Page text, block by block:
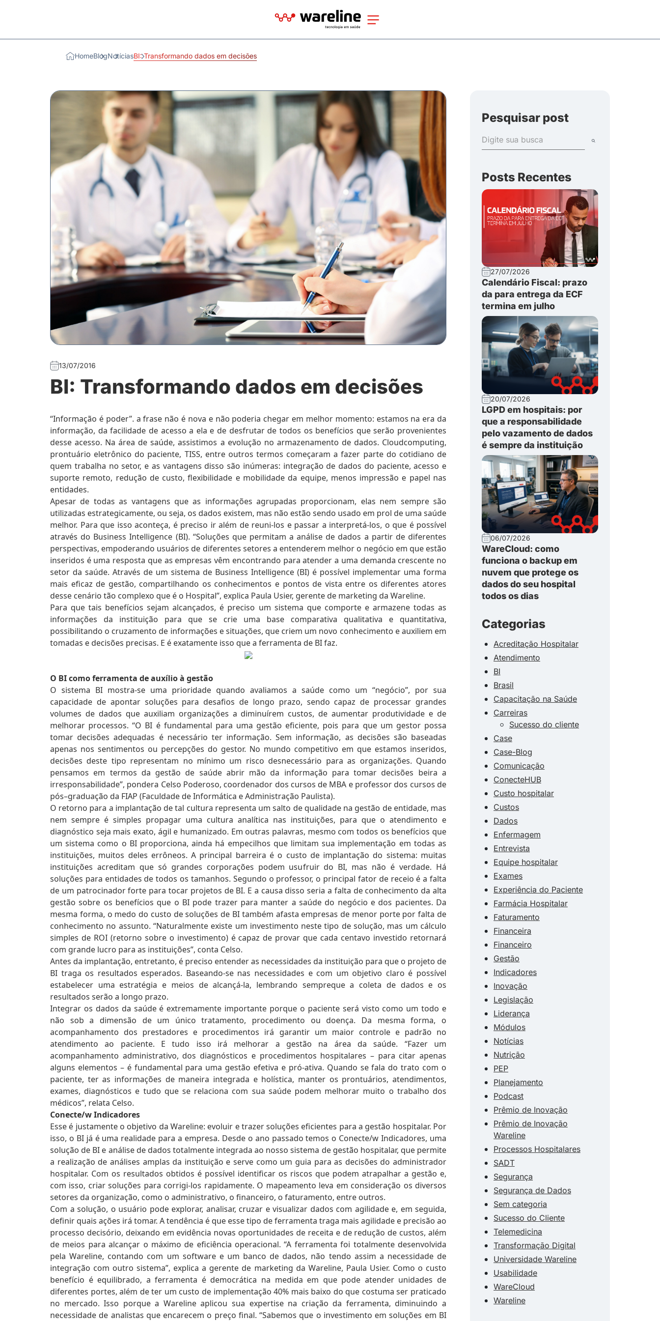
HomeBlogNotíciasBI: Transformando dados em decisões
13/07/2016
BI: Transformando dados em decisões
“Informação é poder”. a frase não é nova e não poderia chegar em melhor momento: estamos na era da
informação, da facilidade de acesso a ela e de desfrutar de todos os benefícios que serão provenientes
desse acesso. Na área de saúde, assistimos a evolução no armazenamento de dados. Cloudcomputing,
prontuário eletrônico do paciente, TISS, entre outros termos começaram a fazer parte do cotidiano de
quem trabalha no setor, e as vantagens disso são inúmeras: integração de dados do paciente, acesso e
suporte remoto, redução de custo, flexibilidade e mobilidade da equipe, menos impressão e papel nas
entidades.
Apesar de todas as vantagens que as informações agrupadas proporcionam, elas nem sempre são
utilizadas estrategicamente, ou seja, os dados existem, mas não estão sendo usado em prol de uma saúde
melhor. Para que isso aconteça, é preciso ir além de reuni-los e passar a interpretá-los, o que é possível
através do Business Intelligence (BI). “Soluções que permitam a análise de dados a partir de diferentes
perspectivas, empoderando usuários de diferentes setores a entenderem melhor o negócio em que estão
inseridos é uma resposta que as empresas vêm encontrando para atender a uma demanda crescente no
setor da saúde. Através de um sistema de Business Intelligence (BI) é possível implementar uma forma
mais eficaz de gestão, compartilhando os conhecimentos e pontos de vista entre os diferentes atores
desse cenário tão complexo que é o Hospital”, explica Paula Usier, gerente de marketing da Wareline.
Para que tais benefícios sejam alcançados, é preciso um sistema que comporte e armazene todas as
informações da instituição para que se crie uma base comparativa qualitativa e quantitativa,
possibilitando o cruzamento de informações e situações, que criem um novo conhecimento e auxiliem em
tomadas e decisões precisas. E é exatamente isso que a ferramenta de BI faz.
O BI como ferramenta de auxílio à gestão
O sistema BI mostra-se uma prioridade quando avaliamos a saúde como um “negócio”, por sua
capacidade de apontar soluções para desafios de longo prazo, sendo capaz de processar grandes
volumes de dados que auxiliam organizações a diminuírem custos, de aumentar produtividade e de
melhorar processos. “O BI é fundamental para uma gestão eficiente, pois para que um gestor possa
tomar decisões adequadas é necessário ter informação. Sem informação, as decisões são baseadas
apenas nos sentimentos ou percepções do gestor. No mundo competitivo em que estamos inseridos,
decisões deste tipo representam no mínimo um risco desnecessário para as organizações. Quando
pensamos em termos da gestão de saúde abrir mão da informação para tomar decisões beira a
irresponsabilidade”, pondera Celso Poderoso, coordenador dos cursos de MBA e professor dos cursos de
pós–graduação da FIAP (Faculdade de Informática e Administração Paulista).
O retorno para a implantação de tal cultura representa um salto de qualidade na gestão de entidade, mas
nem sempre é simples propagar uma cultura analítica nas instituições, para que o atendimento e
diagnóstico seja mais exato, ágil e humanizado. Em outras palavras, mesmo com todos os benefícios que
um sistema como o BI proporciona, ainda há empecilhos que limitam sua implementação em todas as
instituições, muitos deles errôneos. A principal barreira é o custo de implantação do sistema: muitas
instituições acreditam que só grandes corporações podem usufruir do BI, mas não é verdade. Há
soluções para entidades de todos os tamanhos. Segundo o professor, o principal fator de receio é a falta
de um patrocinador forte para tocar projetos de BI. E a causa disso seria a falta de conhecimento da alta
gestão sobre os benefícios que o BI pode trazer para manter a saúde do negócio e dos pacientes. Da
mesma forma, o medo do custo de soluções de BI também afasta empresas de menor porte por falta de
conhecimento no assunto. “Naturalmente existe um investimento neste tipo de solução, mas um cálculo
simples de ROI (retorno sobre o investimento) é capaz de provar que cada centavo investido retornará
com grande lucro para as instituições”, conta Celso.
Antes da implantação, entretanto, é preciso entender as necessidades da instituição para que o projeto de
BI traga os resultados esperados. Baseando-se nas necessidades e com um objetivo claro é possível
estabelecer uma estratégia e meios de alcançá-la, lembrando sempreque a coleta de dados e os
resultados serão a longo prazo.
Integrar os dados da saúde é extremamente importante porque o paciente será visto como um todo e
não sob a dimensão de um único tratamento, procedimento ou doença. Da mesma forma, o
acompanhamento dos prestadores e procedimentos irá garantir um maior controle e padrão no
atendimento ao paciente. E tudo isso irá melhorar a gestão na área da saúde. “Fazer um
acompanhamento administrativo, dos diagnósticos e procedimentos hospitalares – para citar apenas
alguns elementos – é fundamental para uma gestão efetiva e pró-ativa. Quando se fala do trato com o
paciente, ter as informações de maneira integrada e holística, manter os prontuários, atendimentos,
exames, diagnósticos e tudo que se relaciona com sua saúde podem melhorar muito o trabalho dos
médicos”, relata Celso.
Conecte/w Indicadores
Esse é justamente o objetivo da Wareline: evoluir e trazer soluções eficientes para a gestão hospitalar. Por
isso, o BI já é uma realidade para a empresa. Desde o ano passado temos o Conecte/w Indicadores, uma
solução de BI e análise de dados totalmente integrada ao nosso sistema de gestão hospitalar, que permite
a realização de análises amplas da instituição e serve como um guia para as decisões do administrador
hospitalar. Com os resultados obtidos é possível identificar os riscos que podem atrapalhar a gestão e,
com isso, criar soluções para corrigi-los rapidamente. O mapeamento leva em consideração os diversos
setores da organização, como o administrativo, o financeiro, o faturamento, entre outros.
Com a solução, o usuário pode explorar, analisar, cruzar e visualizar dados com agilidade e, em seguida,
definir quais ações irá tomar. A tendência é que esse tipo de ferramenta traga mais agilidade e precisão ao
processo decisório, deixando em evidência novas oportunidades de receita e de redução de custos, além
de meios para alcançar o máximo de eficiência operacional. “A ferramenta foi totalmente desenvolvida
pela Wareline, contando com um software e um banco de dados, não tendo assim a necessidade de
integração com outro sistema”, explica a gerente de marketing da Wareline, Paula Usier. Como o custo
benefício é equilibrado, a ferramenta é democrática na medida em que pode atender unidades de
diferentes portes, além de ter um custo de implementação 40% mais baixo do que costuma ser praticado
no mercado. Isso porque a Wareline aplicou sua expertise na criação da ferramenta, diminuindo a
necessidade de analistas que encarecem o preço final. “Sabemos que o investimento em soluções em BI
Pesquisar post
Posts Recentes
27/07/2026
Calendário Fiscal: prazo
da para entrega da ECF
termina em julho
20/07/2026
LGPD em hospitais: por
que a responsabilidade
pelo vazamento de dados
é sempre da instituição
06/07/2026
WareCloud: como
funciona o backup em
nuvem que protege os
dados do seu hospital
todos os dias
Categorias
Acreditação Hospitalar
Atendimento
BI
Brasil
Capacitação na Saúde
Carreiras
Sucesso do cliente
Case
Case-Blog
Comunicação
ConecteHUB
Custo hospitalar
Custos
Dados
Enfermagem
Entrevista
Equipe hospitalar
Exames
Experiência do Paciente
Farmácia Hospitalar
Faturamento
Financeira
Financeiro
Gestão
Indicadores
Inovação
Legislação
Liderança
Módulos
Notícias
Nutrição
PEP
Planejamento
Podcast
Prêmio de Inovação
Prêmio de Inovação
Wareline
Processos Hospitalares
SADT
Segurança
Segurança de Dados
Sem categoria
Sucesso do Cliente
Telemedicina
Transformação Digital
Universidade Wareline
Usabilidade
WareCloud
Wareline